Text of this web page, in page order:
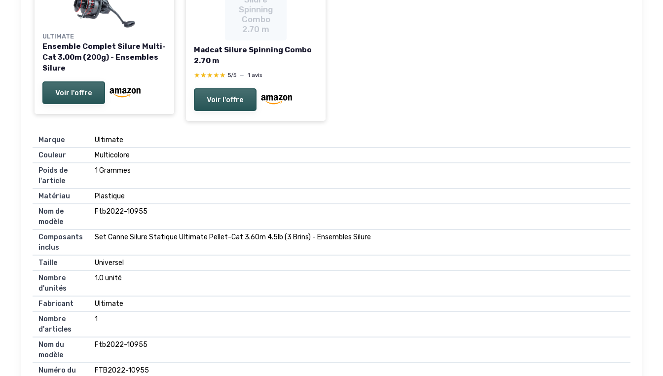
ULTIMATE
Ensemble Complet Silure Multi-
Cat 3.00m (200g) - Ensembles
Silure
Voir l'offre
Spinning
Combo
2.70 m
Madcat Silure Spinning Combo
2.70 m
★★★★★
★★★★★ 5/5 — 1 avis
Voir l'offre
Marque
Ultimate
Couleur
Multicolore
Poids de
l'article
1 Grammes
Matériau
Plastique
Nom de
modèle
Ftb2022-10955
Composants
inclus
Set Canne Silure Statique Ultimate Pellet-Cat 3.60m 4.5lb (3 Brins) - Ensembles Silure
Taille
Universel
Nombre
d'unités
1.0 unité
Fabricant
Ultimate
Nombre
d'articles
1
Nom du
modèle
Ftb2022-10955
Numéro du
FTB2022-10955